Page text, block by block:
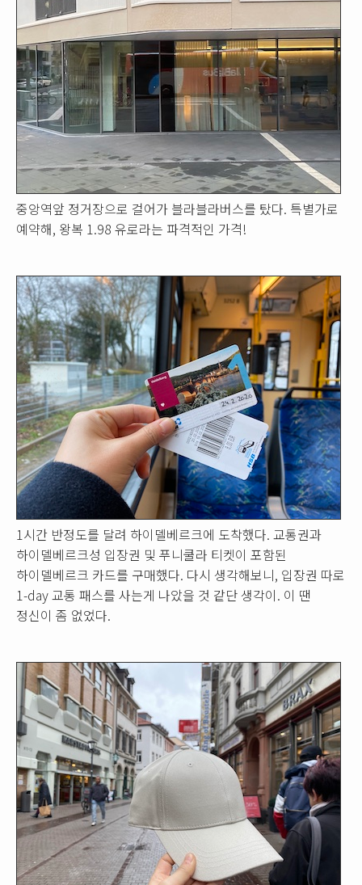
중앙역앞 정거장으로 걸어가 블라블라버스를 탔다. 특별가로
예약해, 왕복 1.98 유로라는 파격적인 가격!
1시간 반정도를 달려 하이델베르크에 도착했다. 교통권과
하이델베르크성 입장권 및 푸니쿨라 티켓이 포함된
하이델베르크 카드를 구매했다. 다시 생각해보니, 입장권 따로
1-day 교통 패스를 사는게 나았을 것 같단 생각이. 이 땐
정신이 좀 없었다.